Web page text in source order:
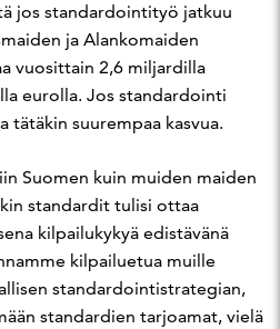
jos standardointityö jatkuu
ja Alankomaiden
vuosittain 2,6 miljardilla
eurolla. Jos standardointi
tätäkin suurempaa kasvua.
Suomen kuin muiden maiden
standardit tulisi ottaa
kilpailukykyä edistävänä
kilpailuetua muille
standardointistrategian,
standardien tarjoamat, vielä